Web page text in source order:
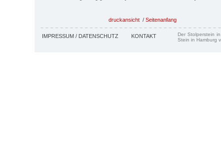
druckansicht / Seitenanfang
IMPRESSUM / DATENSCHUTZ KONTAKT
Der Stolperstein
Stein in Hamburg